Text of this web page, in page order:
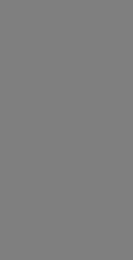
Rouge
Loriot 2022 est un vin rouge
par le Domaine Loriot, situé à
Centre-Val de Loire.